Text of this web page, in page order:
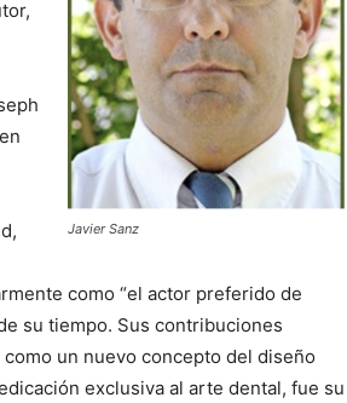
Javier Sanz
como “el actor preferido de
su tiempo. Sus contribuciones
un nuevo concepto del diseño
exclusiva al arte dental, fue su